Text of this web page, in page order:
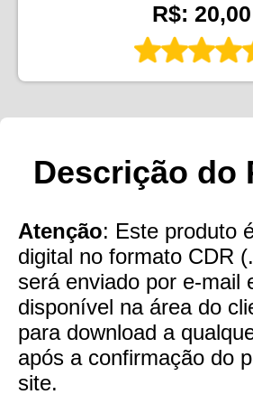
R$: 20,00
Descrição do
Atenção: Este produto
digital no formato CDR
será enviado por e-mail
disponível na área do
para download a
após a confirmação do
site.